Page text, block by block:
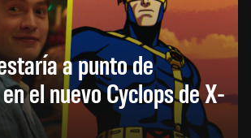
a punto de
el nuevo Cyclops de X-